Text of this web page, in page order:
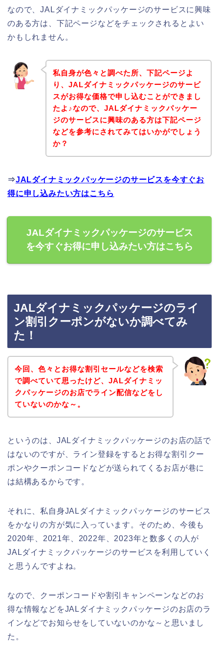
なので、JALダイナミックパッケージのサービスに興味
のある方は、下記ページなどをチェックされるとよい
かもしれません。
私自身が色々と調べた所、下記ページよ
り、JALダイナミックパッケージのサービ
スがお得な価格で申し込むことができまし
たよ♪なので、JALダイナミックパッケー
ジのサービスに興味のある方は下記ページ
などを参考にされてみてはいかがでしょう
か？
⇒JALダイナミックパッケージのサービスを今すぐお
得に申し込みたい方はこちら
JALダイナミックパッケージのサービス
を今すぐお得に申し込みたい方はこちら
JALダイナミックパッケージのライ
ン割引クーポンがないか調べてみ
た！
今回、色々とお得な割引セールなどを検索
で調べていて思ったけど、JALダイナミッ
クパッケージのお店でライン配信などをし
ていないのかな～。
というのは、JALダイナミックパッケージのお店の話で
はないのですが、ライン登録をするとお得な割引クー
ポンやクーポンコードなどが送られてくるお店が巷に
は結構あるからです。
それに、私自身JALダイナミックパッケージのサービス
をかなりの方が気に入っています。そのため、今後も
2020年、2021年、2022年、2023年と数多くの人が
JALダイナミックパッケージのサービスを利用していく
と思うんですよね。
なので、クーポンコードや割引キャンペーンなどのお
得な情報などをJALダイナミックパッケージのお店のラ
インなどでお知らせをしていないのかな～と思いまし
た。